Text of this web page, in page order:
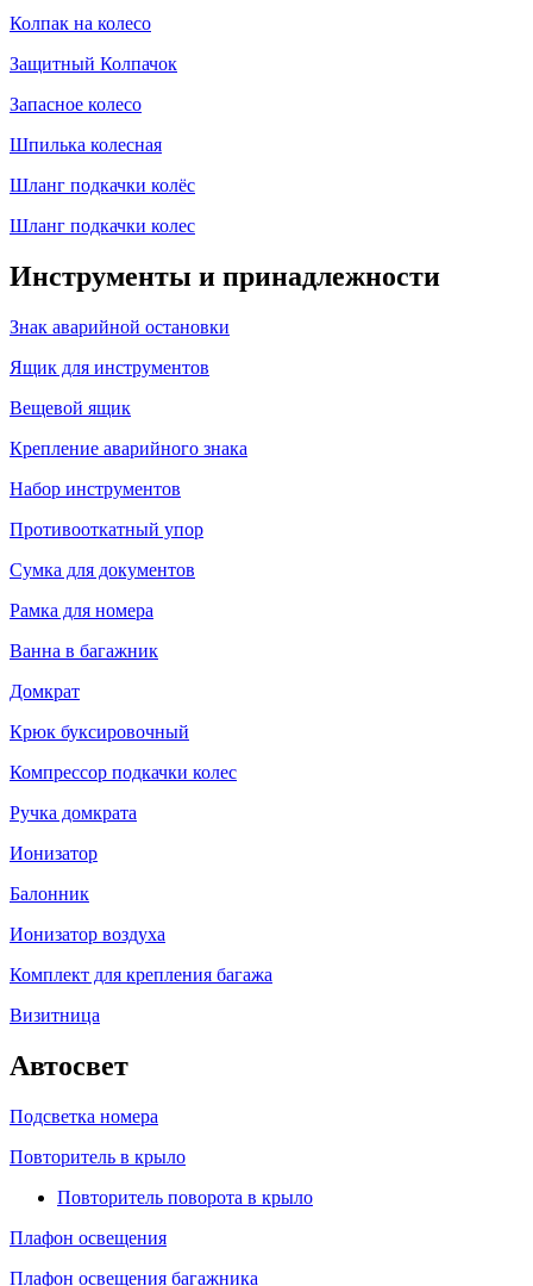
Колпак на колесо
Защитный Колпачок
Запасное колесо
Шпилька колесная
Шланг подкачки колёс
Шланг подкачки колес
Инструменты и принадлежности
Знак аварийной остановки
Ящик для инструментов
Вещевой ящик
Крепление аварийного знака
Набор инструментов
Противооткатный упор
Сумка для документов
Рамка для номера
Ванна в багажник
Домкрат
Крюк буксировочный
Компрессор подкачки колес
Ручка домкрата
Ионизатор
Балонник
Ионизатор воздуха
Комплект для крепления багажа
Визитница
Автосвет
Подсветка номера
Повторитель в крыло
Повторитель поворота в крыло
Плафон освещения
Плафон освещения багажника